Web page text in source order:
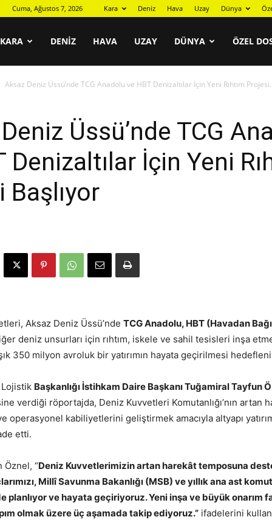
Cuma, Ağustos 7, 2026 Kara Deniz Hava Uzay Dünya
KARA DENIZ HAVA UZAY DÜNYA ÖZEL
Aksaz Deniz Üssü’nde TCG Anadolu ve HBT Denizaltılar İçin Yeni Rıhtım
Üssü’nde TCG
Denizaltılar İçin Yeni
Başlıyor
Aksaz Deniz Üssü’nde TCG Anadolu, HBT (Havadan
deniz unsurları için rıhtım, iskele ve sahil tesisleri inşa
350 milyon avroluk bir yatırımın hayata geçirilmesi
Başkanlığı İstihkam Daire Başkanı Tuğamiral Tayfun
verdiği röportajda, Deniz Kuvvetleri Komutanlığı’nın artan
operasyonel kabiliyetlerini geliştirmek amacıyla altyapı
etti.
Öznel, “Deniz Kuvvetlerimizin artan harekât temposuna
Millî Savunma Bakanlığı (MSB) ve yıllık ana ast
planlıyor ve hayata geçiriyoruz. Yeni inşa ve büyük onarım
olmak üzere üç aşamada takip ediyoruz.” ifadelerini